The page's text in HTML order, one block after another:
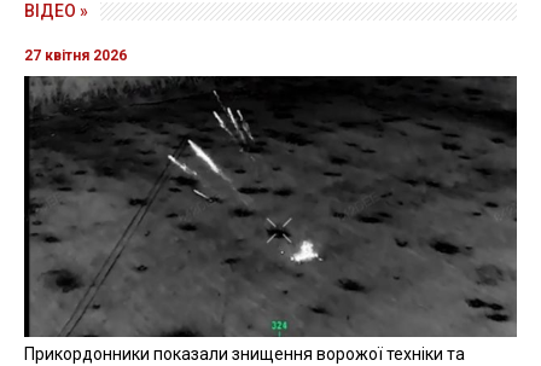
ВІДЕО »
27 квітня 2026
Прикордонники показали знищення ворожої техніки та